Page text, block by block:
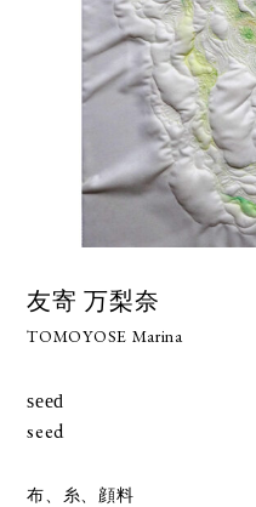
友寄 万梨奈
TOMOYOSE Marina
seed
seed
布、糸、顔料